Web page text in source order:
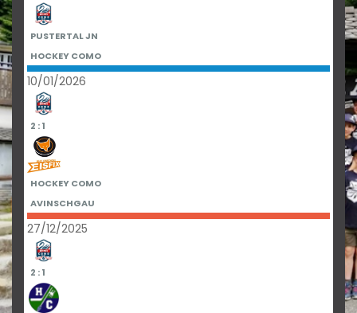
PUSTERTAL JN
HOCKEY COMO
10/01/2026
2 : 1
HOCKEY COMO
AVINSCHGAU
27/12/2025
2 : 1